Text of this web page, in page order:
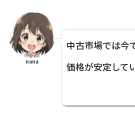
nana
中古市場では今
価格が安定して